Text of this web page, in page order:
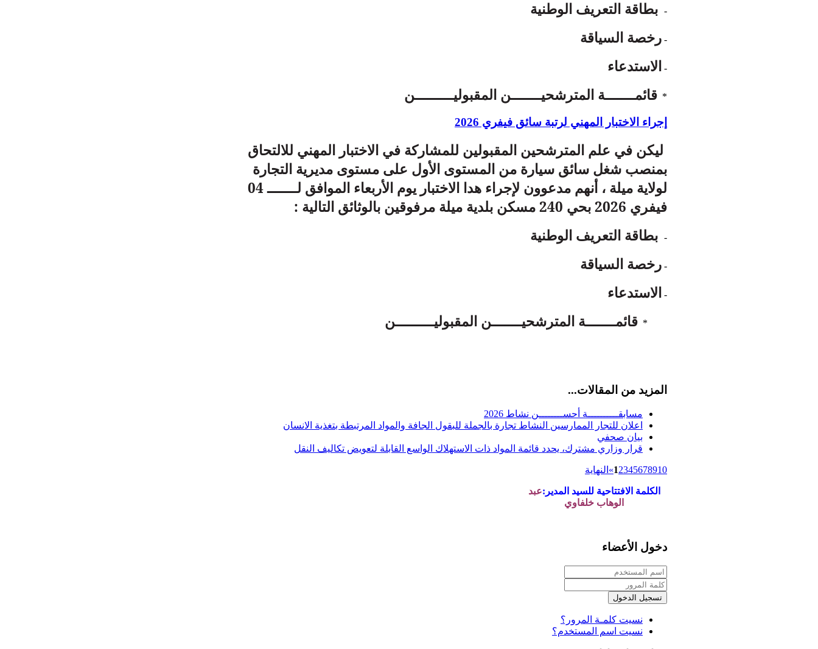
- بطاقة التعريف الوطنية
- رخصة السياقة
- الاستدعاء
* قائمـــــــة المترشحيـــــــن المقبوليـــــــــن
إجراء الاختبار المهني لرتبة سائق فيفري 2026
ليكن في علم المترشحين المقبولين للمشاركة في الاختبار المهني للالتحاق
بمنصب شغل سائق سيارة من المستوى الأول على مستوى مديرية التجارة
لولاية ميلة ، أنهم مدعوون لإجراء هدا الاختبار يوم الأربعاء الموافق لـــــــ 04
فيفري 2026 بحي 240 مسكن بلدية ميلة مرفوقين بالوثائق التالية :
- بطاقة التعريف الوطنية
- رخصة السياقة
- الاستدعاء
* قائمـــــــة المترشحيـــــــن المقبوليـــــــــن
المزيد من المقالات...
مسابقــــــــــة أحســــــــن نشاط 2026
اعلان للتجار الممارسين النشاط تجارة بالجملة للبقول الجافة والمواد المرتبطة بتغذية الانسان
بيان صحفي
قرار وزاري مشترك، يحدد قائمة المواد ذات الاستهلاك الواسع القابلة لتعويض تكاليف النقل
12345678910
» النهاية
الكلمة الافتتاحية للسيد المدير:عبد
الوهاب خلفاوي
دخول الأعضاء
تسجيل الدخول
نسيت كلمـة المرور؟
نسيت اسم المستخدم؟